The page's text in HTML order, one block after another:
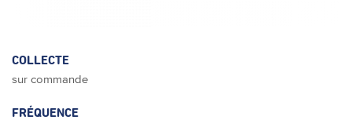
COLLECTE
sur commande
FRÉQUENCE